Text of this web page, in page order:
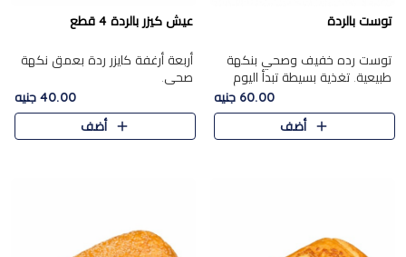
توست بالردة
توست رده خفيف وصحي بنكهة
طبيعية. تغذية بسيطة تبدأ اليوم
60.00 جنيه
أضف
عيش كيزر بالردة 4 قطع
أربعة أرغفة كايزر ردة بعمق نكهة
صحي.
40.00 جنيه
أضف